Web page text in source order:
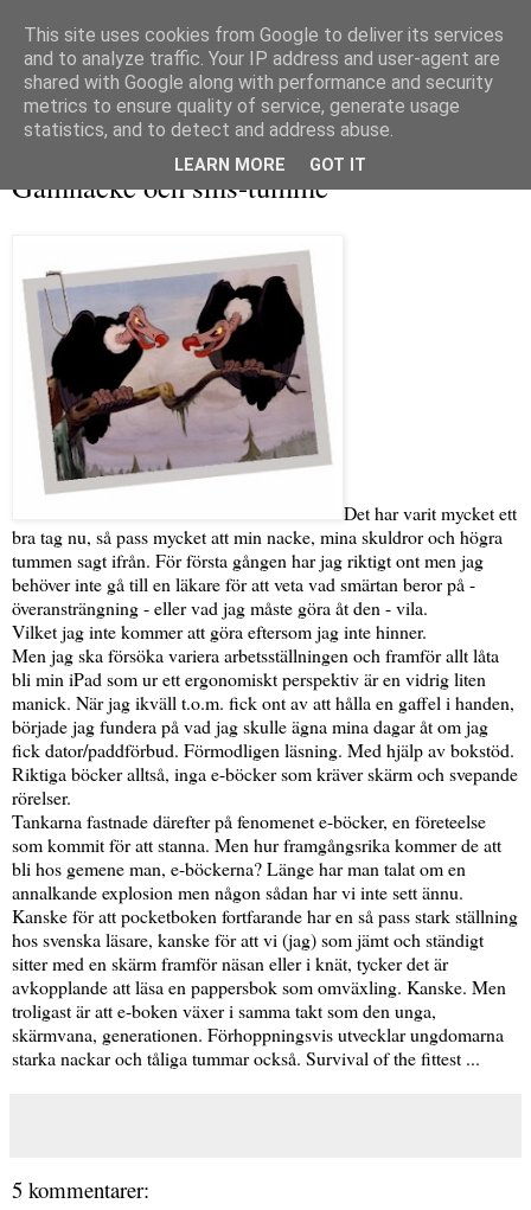
Gamnacke och sms-tumme
Det har varit mycket ett
bra tag nu, så pass mycket att min nacke, mina skuldror och högra
tummen sagt ifrån. För första gången har jag riktigt ont men jag
behöver inte gå till en läkare för att veta vad smärtan beror på -
överansträngning - eller vad jag måste göra åt den - vila.
Vilket jag inte kommer att göra eftersom jag inte hinner.
Men jag ska försöka variera arbetsställningen och framför allt låta
bli min iPad som ur ett ergonomiskt perspektiv är en vidrig liten
manick. När jag ikväll t.o.m. fick ont av att hålla en gaffel i handen,
började jag fundera på vad jag skulle ägna mina dagar åt om jag
fick dator/paddförbud. Förmodligen läsning. Med hjälp av bokstöd.
Riktiga böcker alltså, inga e-böcker som kräver skärm och svepande
rörelser.
Tankarna fastnade därefter på fenomenet e-böcker, en företeelse
som kommit för att stanna. Men hur framgångsrika kommer de att
bli hos gemene man, e-böckerna? Länge har man talat om en
annalkande explosion men någon sådan har vi inte sett ännu.
Kanske för att pocketboken fortfarande har en så pass stark ställning
hos svenska läsare, kanske för att vi (jag) som jämt och ständigt
sitter med en skärm framför näsan eller i knät, tycker det är
avkopplande att läsa en pappersbok som omväxling. Kanske. Men
troligast är att e-boken växer i samma takt som den unga,
skärmvana, generationen. Förhoppningsvis utvecklar ungdomarna
starka nackar och tåliga tummar också. Survival of the fittest ...
5 kommentarer:
This site uses cookies from Google to deliver its services
and to analyze traffic. Your IP address and user-agent are
shared with Google along with performance and security
metrics to ensure quality of service, generate usage
statistics, and to detect and address abuse.
LEARN MORE GOT IT